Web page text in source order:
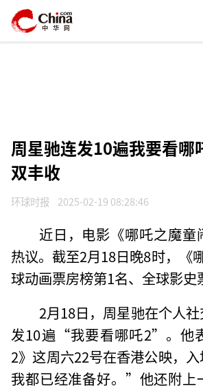
周星驰连发10遍我要看哪
双丰收
环球时报 2025-02-19 08:28:46
近日，电影《哪吒之魔童
热议。截至2月18日晚8时，《
球动画票房榜第1名、全球影史
2月18日，周星驰在个人
发10遍“我要看哪吒2”。他
2》这周六22号在香港公映，入
我都已经准备好。”他还附上